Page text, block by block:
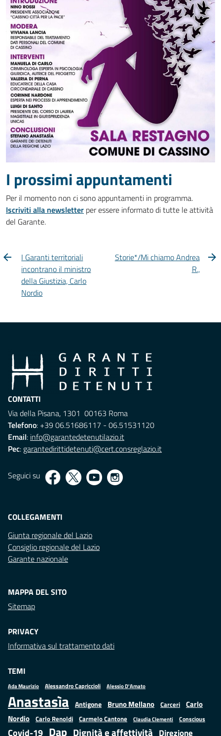
I prossimi appuntamenti
Per il momento non ci sono appuntamenti in programma.
Iscriviti alla newsletter per essere informato di tutte le attività
del Garante.
I Garanti territoriali
incontrano il ministro
della Giustizia, Carlo
Nordio
Storie*/Mi chiamo Andrea
R.,
CONTATTI
Via della Pisana, 1301 00163 Roma
Telefono: +39 06.51686117 - 06.51531120
Email: info@garantedetenutilazio.it
Pec: garantedirittidetenuti@cert.consreglazio.it
Seguici su
COLLEGAMENTI
Giunta regionale del Lazio
Consiglio regionale del Lazio
Garante nazionale
MAPPA DEL SITO
Sitemap
PRIVACY
Informativa sul trattamento dati
TEMI
Ada Maurizio Alessandro Capriccioli Alessio D'Amato
Anastasìa Antigone Bruno Mellano Carceri
Carlo
Nordio Carlo Renoldi Carmelo Cantone Claudia Clementi Conscious
Covid-19 Dap Dignità e affettività Direzione